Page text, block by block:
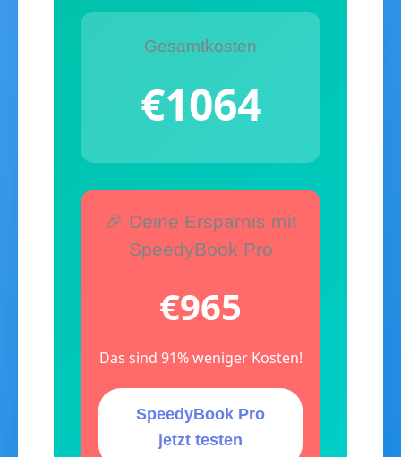
Gesamtkosten
€1064
🎉 Deine Ersparnis mit
SpeedyBook Pro
€965
Das sind 91%weniger Kosten!
SpeedyBook Pro
jetzt testen